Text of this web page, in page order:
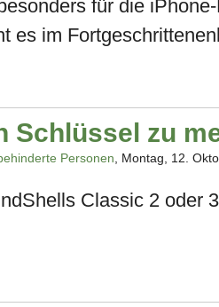
für die
es im
Schlüssel zu
Personen , Montag, 12.
Classic 2 oder